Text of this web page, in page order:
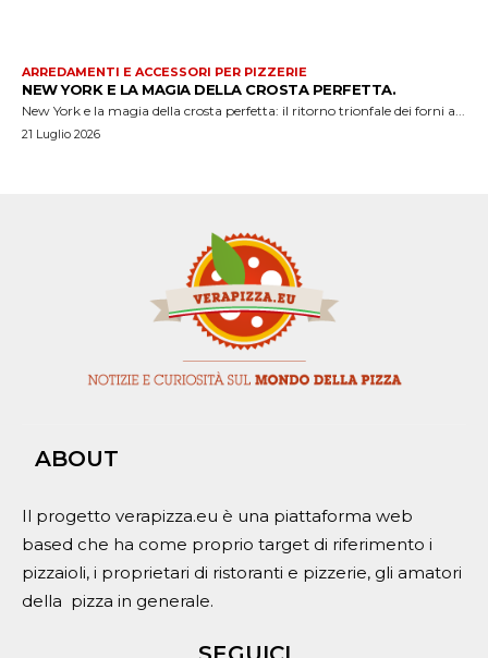
ARREDAMENTI E ACCESSORI PER PIZZERIE
NEW YORK E LA MAGIA DELLA CROSTA PERFETTA.
New York e la magia della crosta perfetta: il ritorno trionfale dei forni a...
21 Luglio 2026
ABOUT
Il progetto verapizza.eu è una piattaforma web
based che ha come proprio target di riferimento i
pizzaioli, i proprietari di ristoranti e pizzerie, gli amatori
della pizza in generale.